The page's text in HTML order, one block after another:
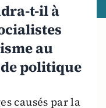
t-il à
au
politique
causés par la